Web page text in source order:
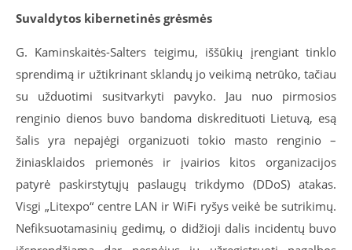
Suvaldytos kibernetinės grėsmės
G. Kaminskaitės-Salters teigimu, iššūkių įrengiant tinklo
sprendimą ir užtikrinant sklandų jo veikimą netrūko, tačiau
su užduotimi susitvarkyti pavyko. Jau nuo pirmosios
renginio dienos buvo bandoma diskredituoti Lietuvą, esą
šalis yra nepajėgi organizuoti tokio masto renginio –
žiniasklaidos priemonės ir įvairios kitos organizacijos
patyrė paskirstytųjų paslaugų trikdymo (DDoS) atakas.
Visgi „Litexpo“ centre LAN ir WiFi ryšys veikė be sutrikimų.
Nefiksuotamasinių gedimų, o didžioji dalis incidentų buvo